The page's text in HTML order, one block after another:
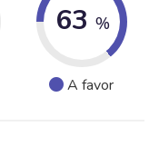
63 %
A favor